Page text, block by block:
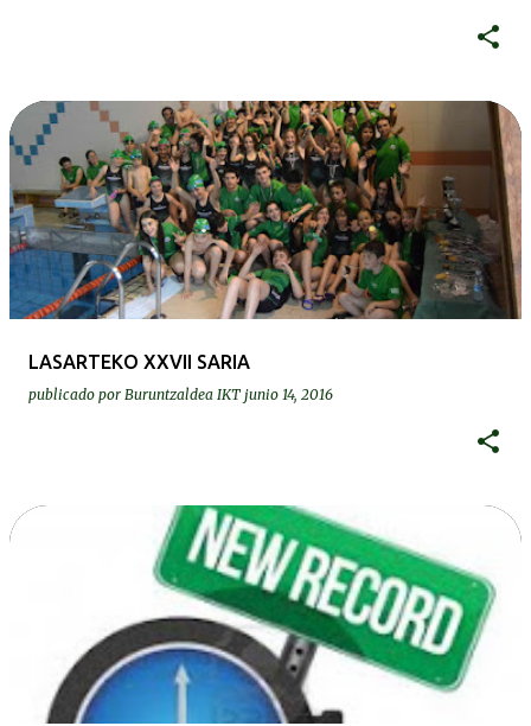
LASARTEKO XXVII SARIA
publicado por Buruntzaldea IKT junio 14, 2016